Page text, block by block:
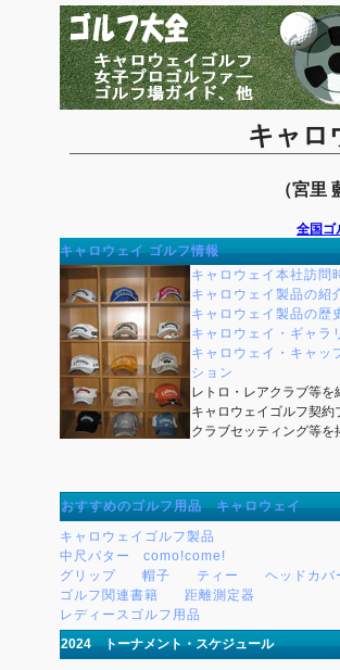
キャロ
（宮
全国ゴ
キャロウェイ ゴルフ情報
キャロウェイ本社訪問
キャロウェイ製品の紹
キャロウェイ製品の歴
キャロウェイ・ギャラ
キャロウェイ・キャッ
ション
レトロ・レアクラブ等を
キャロウェイゴルフ契約
クラブセッティング等を
おすすめのゴルフ用品 キャロウェイ
キャロウェイゴルフ製品
中尺パター
como!come!
グリップ
帽子 ティー
ヘッドカバ
ゴルフ関連書籍
距離測定器
レディースゴルフ用品
2024 トーナメント・スケジュール